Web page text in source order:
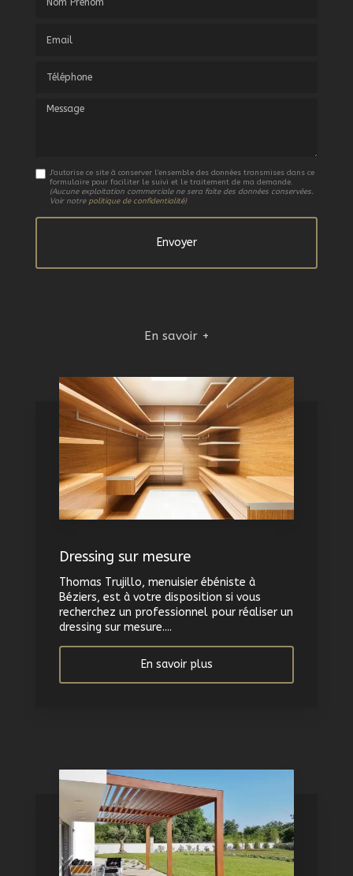
Message
J'autorise ce site à conserver l'ensemble des données transmises dans ce
formulaire pour faciliter le suivi et le traitement de ma demande.
(Aucune exploitation commerciale ne sera faite des données conservées.
Voir notre politique de confidentialité)
En savoir +
Dressing sur mesure
Thomas Trujillo, menuisier ébéniste à
Béziers, est à votre disposition si vous
recherchez un professionnel pour réaliser un
dressing sur mesure....
En savoir plus